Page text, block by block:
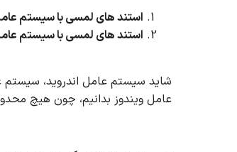
استند های لمسی با سیستم
استند های لمسی با سیستم
شاید سیستم عامل اندروید، سیستم
عامل ویندوز بدانیم، چون هیچ